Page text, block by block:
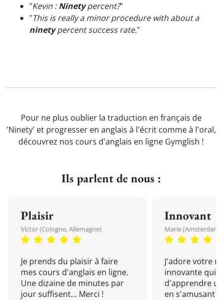
"Kevin :Ninetypercent?"
"This is really a minor procedure with about a
ninetypercent success rate."
Pour ne plus oublier la traduction en français de
'Ninety' et progresser en anglais à l'écrit comme à l'oral,
découvrez nos cours d'anglais en ligne Gymglish !
Ils parlent de nous :
Plaisir
Victor (Cologne, Allemagne)
Je prends du plaisir à faire
mes cours d'anglais en ligne.
Une dizaine de minutes par
jour suffisent... Merci !
Innovant
Marie (Amsterdam,
J'adore votre
innovante qui
d'apprendre
en s'amusant !